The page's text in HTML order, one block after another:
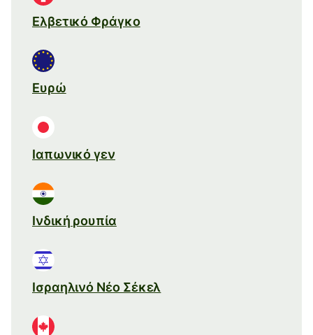
Ελβετικό Φράγκο
Ευρώ
Ιαπωνικό γεν
Ινδική ρουπία
Ισραηλινό Νέο Σέκελ